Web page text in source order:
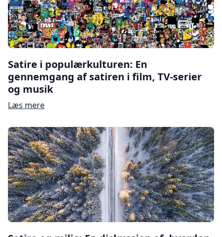
Satire i populærkulturen: En
gennemgang af satiren i film, TV-serier
og musik
Læs mere